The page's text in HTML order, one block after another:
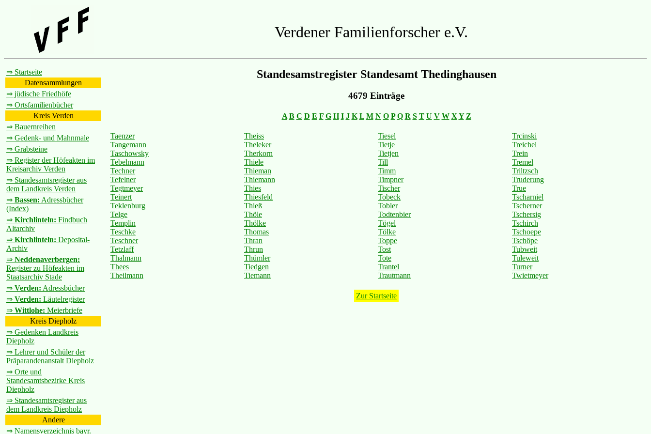
Verdener Familienforscher e.V.
⇒ Startseite
Datensammlungen
⇒ jüdische Friedhöfe
⇒ Ortsfamilienbücher
Kreis Verden
⇒ Bauernreihen
⇒ Gedenk- und Mahnmale
⇒ Grabsteine
⇒ Register der Höfeakten im
Kreisarchiv Verden
⇒ Standesamtsregister aus
dem Landkreis Verden
⇒ Bassen: Adressbücher
(Index)
⇒ Kirchlinteln: Findbuch
Altarchiv
⇒ Kirchlinteln: Deposital-
Archiv
⇒ Neddenaverbergen:
Register zu Höfeakten im
Staatsarchiv Stade
⇒ Verden: Adressbücher
⇒ Verden: Läutelregister
⇒ Wittlohe: Meierbriefe
Kreis Diepholz
⇒ Gedenken Landkreis
Diepholz
⇒ Lehrer und Schüler der
Präparandenanstalt Diepholz
⇒ Orte und
Standesamtsbezirke Kreis
Diepholz
⇒ Standesamtsregister aus
dem Landkreis Diepholz
Andere
⇒ Namensverzeichnis bayr.
Standesamstregister Standesamt Thedinghausen
4679 Einträge
A B C D E F G H I J K L M N O P Q R S T U V W X Y Z
Taenzer
Tangemann
Taschowsky
Tebelmann
Techner
Tefelner
Tegtmeyer
Teinert
Teklenburg
Telge
Templin
Teschke
Teschner
Tetzlaff
Thalmann
Thees
Theilmann
Theiss
Theleker
Therkorn
Thiele
Thieman
Thiemann
Thies
Thiesfeld
Thieß
Thöle
Thölke
Thomas
Thran
Thrun
Thümler
Tiedgen
Tiemann
Tiesel
Tietje
Tietjen
Till
Timm
Timpner
Tischer
Tobeck
Tobler
Todtenbier
Tögel
Tölke
Toppe
Tost
Tote
Trantel
Trautmann
Trcinski
Treichel
Trein
Tremel
Triltzsch
Truderung
True
Tscharniel
Tscherner
Tschersig
Tschirch
Tschoepe
Tschöpe
Tubweit
Tuleweit
Turner
Twietmeyer
Zur Startseite